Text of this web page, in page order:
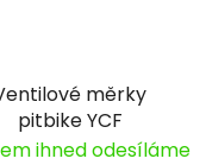
měrky
pitbike YCF
ihned odesíláme